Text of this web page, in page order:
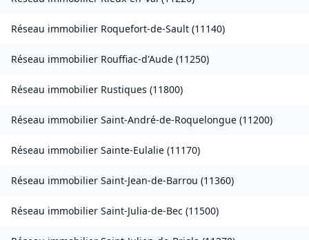
Réseau immobilier Roquefort-de-Sault (11140)
Réseau immobilier Rouffiac-d'Aude (11250)
Réseau immobilier Rustiques (11800)
Réseau immobilier Saint-André-de-Roquelongue (11200)
Réseau immobilier Sainte-Eulalie (11170)
Réseau immobilier Saint-Jean-de-Barrou (11360)
Réseau immobilier Saint-Julia-de-Bec (11500)